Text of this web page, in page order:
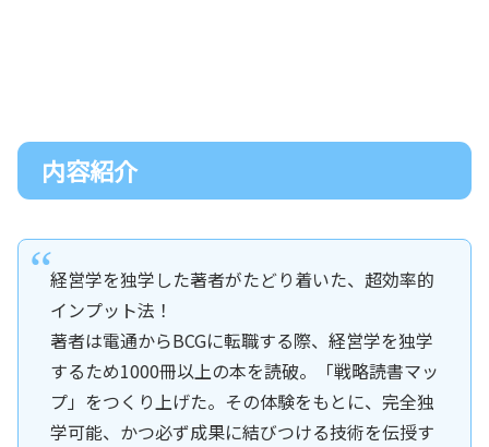
内容紹介
経営学を独学した著者がたどり着いた、超効率的
インプット法！
著者は電通からBCGに転職する際、経営学を独学
するため1000冊以上の本を読破。「戦略読書マッ
プ」をつくり上げた。その体験をもとに、完全独
学可能、かつ必ず成果に結びつける技術を伝授す